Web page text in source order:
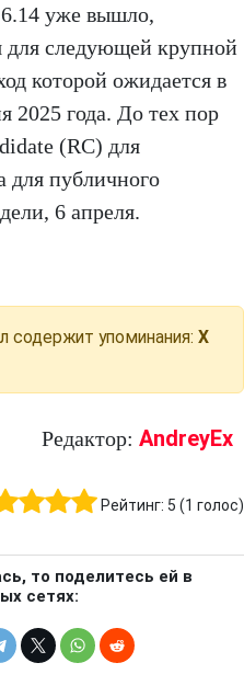
6.14 уже вышло,
для следующей крупной
которой ожидается в
2025 года. До тех пор
(RC) для
для публичного
6 апреля.
содержит упоминания: X
Редактор: AndreyEx
Рейтинг: 5 (1 голос)
то поделитесь ей в
сетях: